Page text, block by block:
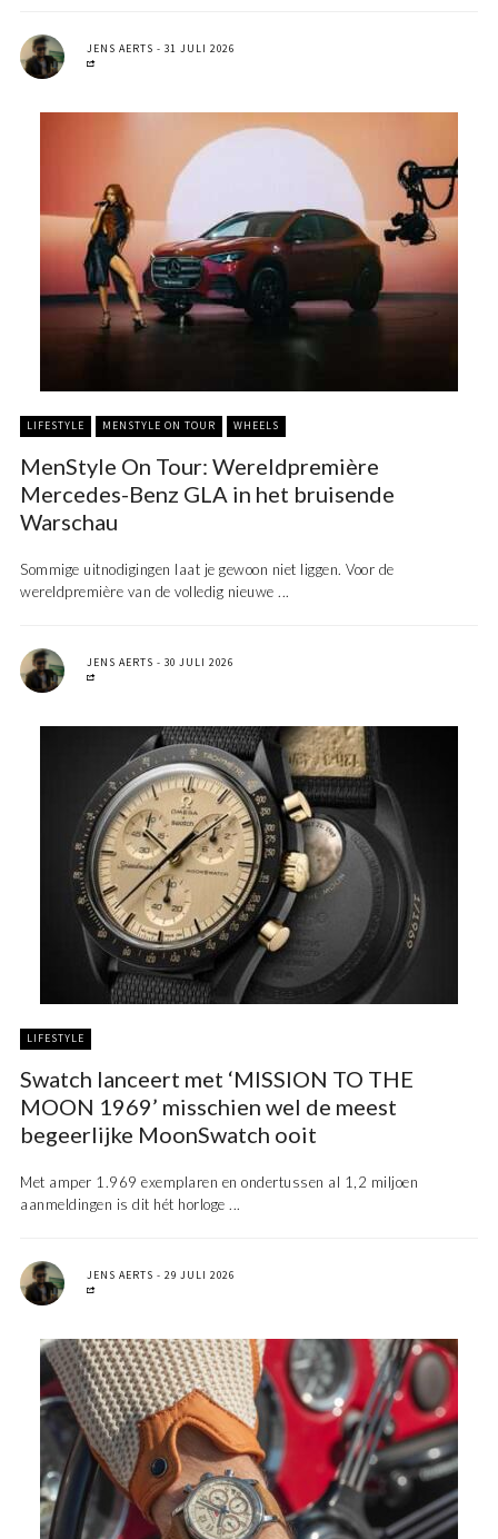
JENS AERTS 31 JULI 2026
LIFESTYLE MENSTYLE ON TOUR WHEELS
MenStyle On Tour: Wereldpremière
Mercedes-Benz GLA in het bruisende
Warschau
Sommige uitnodigingen laat je gewoon niet liggen. Voor de
wereldpremière van de volledig nieuwe ...
JENS AERTS 30 JULI 2026
LIFESTYLE
Swatch lanceert met ‘MISSION TO THE
MOON 1969’ misschien wel de meest
begeerlijke MoonSwatch ooit
Met amper 1.969 exemplaren en ondertussen al 1,2 miljoen
aanmeldingen is dit hét horloge ...
JENS AERTS 29 JULI 2026